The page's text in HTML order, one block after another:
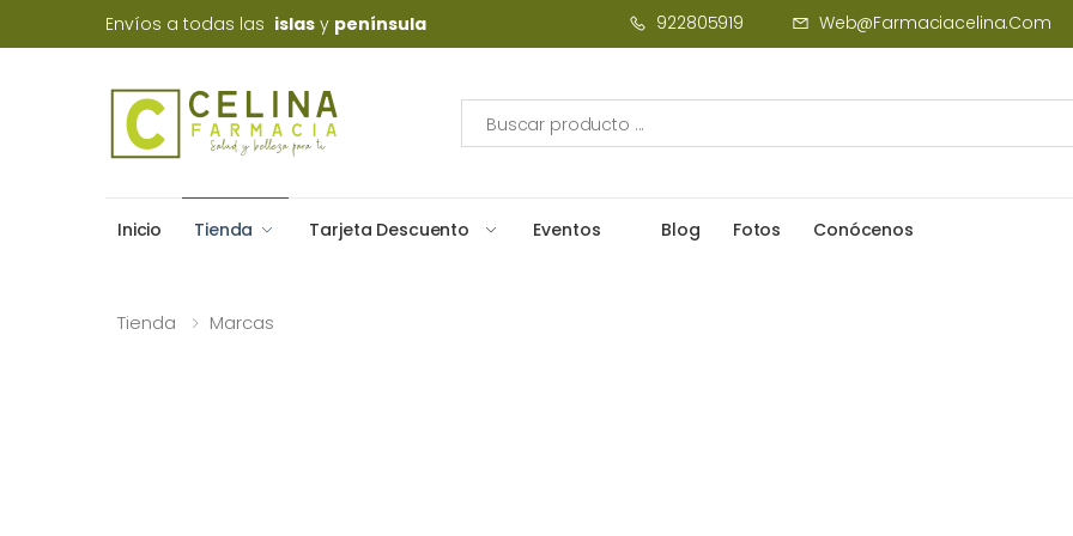
Envíos a todas las islas y península 922805919 Web@farmaciacelina.com
Inicio Tienda Tarjeta Descuento Eventos Blog Fotos Conócenos
Tienda Marcas